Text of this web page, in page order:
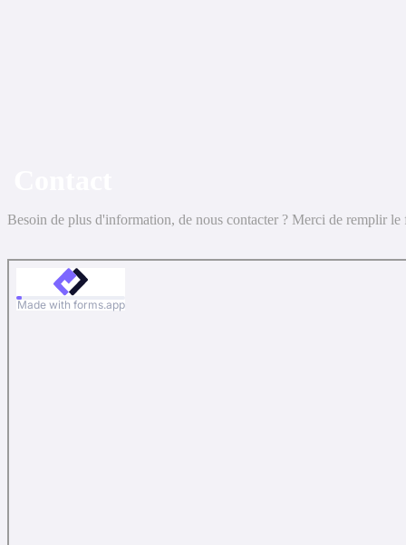
Besoin de plus d'information, de nous contacter ? Merci de remplir le